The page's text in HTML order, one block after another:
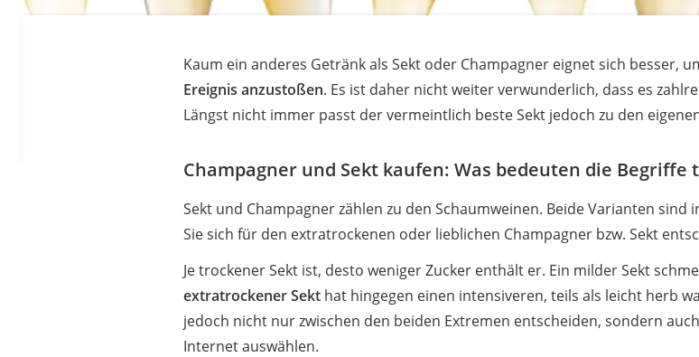
Kaum ein anderes Getränk als Sekt oder Champagner eignet sich besser,
Ereignis anzustoßen. Es ist daher nicht weiter verwunderlich, dass es
Längst nicht immer passt der vermeintlich beste Sekt jedoch zu den
Champagner und Sekt kaufen: Was bedeuten die
Sekt und Champagner zählen zu den Schaumweinen. Beide Varianten
Sie sich für den extratrockenen oder lieblichen Champagner bzw. Sekt
Je trockener Sekt ist, desto weniger Zucker enthält er. Ein milder Sekt
extratrockener Sekt hat hingegen einen intensiveren, teils als leicht herb
jedoch nicht nur zwischen den beiden Extremen entscheiden, sondern
Internet auswählen.